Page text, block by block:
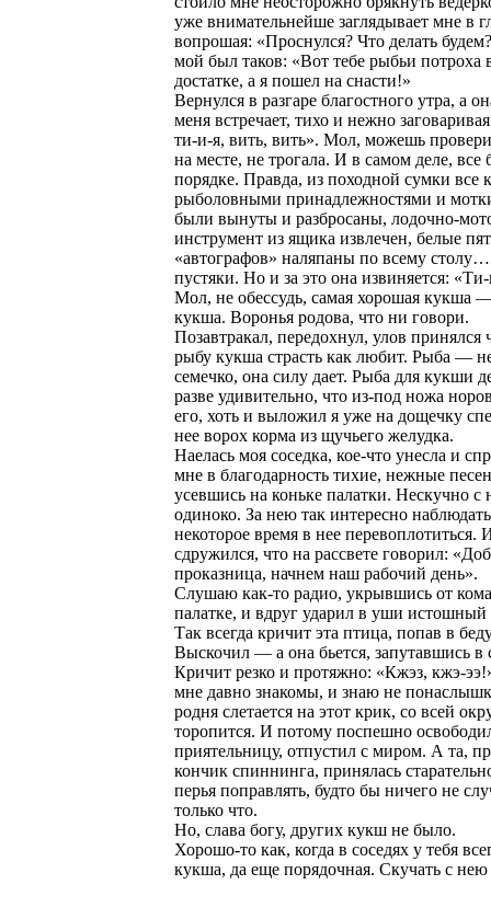
уже внимательнейше заглядывает мне в
вопрошая: «Проснулся? Что делать
мой был таков: «Вот тебе рыбьи потроха
достатке, а я пошел на снасти!»
Вернулся в разгаре благостного утра, а
меня встречает, тихо и нежно
ти-и-я, вить, вить». Мол, можешь
на месте, не трогала. И в самом деле, все
порядке. Правда, из походной сумки все
рыболовными принадлежностями и
были вынуты и разбросаны, лодочно-
инструмент из ящика извлечен, белые
«автографов» наляпаны по всему
пустяки. Но и за это она извиняется:
Мол, не обессудь, самая хорошая кукша
кукша. Воронья родова, что ни говори.
Позавтракал, передохнул, улов принялся
рыбу кукша страсть как любит. Рыба —
семечко, она силу дает. Рыба для кукши
разве удивительно, что из-под ножа
его, хоть и выложил я уже на дощечку
нее ворох корма из щучьего желудка.
Наелась моя соседка, кое-что унесла и
мне в благодарность тихие, нежные
усевшись на коньке палатки. Нескучно с
одиноко. За нею так интересно
некоторое время в нее перевоплотиться.
сдружился, что на рассвете говорил:
проказница, начнем наш рабочий день».
Слушаю как-то радио, укрывшись от
палатке, и вдруг ударил в уши
Так всегда кричит эта птица, попав в
Выскочил — а она бьется, запутавшись в
Кричит резко и протяжно: «Кжэз, кжэ-
мне давно знакомы, и знаю не
родня слетается на этот крик, со всей
торопится. И потому поспешно
приятельницу, отпустил с миром. А та,
кончик спиннинга, принялась
перья поправлять, будто бы ничего не
только что.
Но, слава богу, других кукш не было.
Хорошо-то как, когда в соседях у тебя
кукша, да еще порядочная. Скучать с